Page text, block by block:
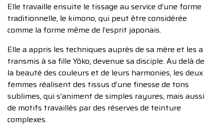
Elle travaille ensuite le tissage au service d’une forme
traditionnelle, le kimono, qui peut être considérée
comme la forme même de l’esprit japonais.
Elle a appris les techniques auprès de sa mère et les a
transmis à sa fille Yôko, devenue sa disciple. Au delà de
la beauté des couleurs et de leurs harmonies, les deux
femmes réalisent des tissus d’une finesse de tons
sublimes, qui s’animent de simples rayures, mais aussi
de motifs travaillés par des réserves de teinture
complexes.